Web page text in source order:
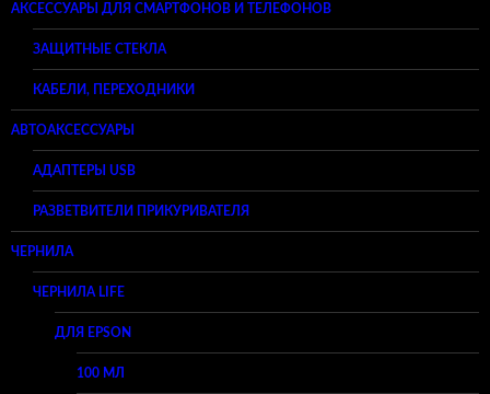
АКСЕССУАРЫ ДЛЯ СМАРТФОНОВ И ТЕЛЕФОНОВ
ЗАЩИТНЫЕ СТЕКЛА
КАБЕЛИ, ПЕРЕХОДНИКИ
АВТОАКСЕССУАРЫ
АДАПТЕРЫ USB
РАЗВЕТВИТЕЛИ ПРИКУРИВАТЕЛЯ
ЧЕРНИЛА
ЧЕРНИЛА LIFE
ДЛЯ EPSON
100 МЛ